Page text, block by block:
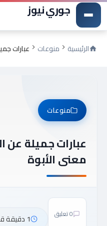
جوري نيوز
الرئيسية منوعات عبارات
منوعات
عبارات جميلة
معنى الأبوة
0 تعليق 1 دقيقة قراءة